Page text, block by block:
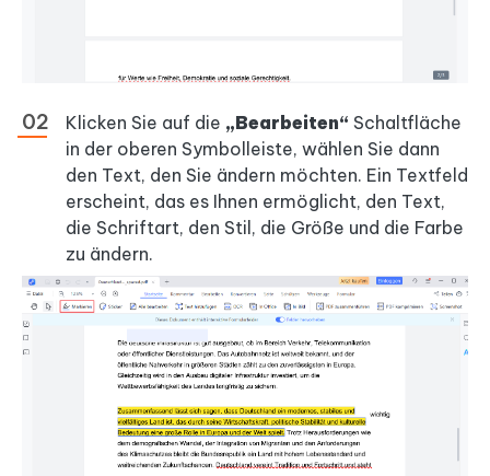
Klicken Sie auf die „Bearbeiten“ Schaltfläche
in der oberen Symbolleiste, wählen Sie dann
den Text, den Sie ändern möchten. Ein Textfeld
erscheint, das es Ihnen ermöglicht, den Text,
die Schriftart, den Stil, die Größe und die Farbe
zu ändern.